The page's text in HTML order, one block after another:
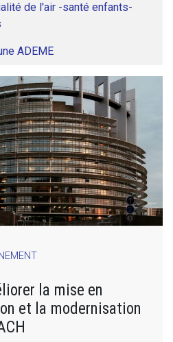
de l'air -santé enfants-
ADEME
la mise en
et la modernisation